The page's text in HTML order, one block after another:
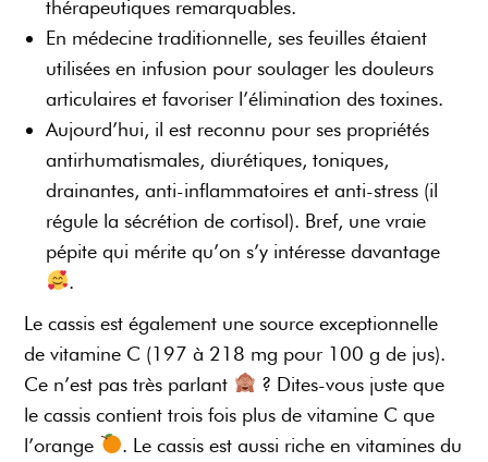
thérapeutiques remarquables.
En médecine traditionnelle, ses feuilles étaient
utilisées en infusion pour soulager les douleurs
articulaires et favoriser l’élimination des toxines.
Aujourd’hui, il est reconnu pour ses propriétés
antirhumatismales, diurétiques, toniques,
drainantes, anti-inflammatoires et anti-stress (il
régule la sécrétion de cortisol). Bref, une vraie
pépite qui mérite qu’on s’y intéresse davantage
.
Le cassis est également une source exceptionnelle
de vitamine C (197 à 218 mg pour 100 g de jus).
Ce n’est pas très parlant
? Dites-vous juste que
le cassis contient trois fois plus de vitamine C que
l’orange
. Le cassis est aussi riche en vitamines du